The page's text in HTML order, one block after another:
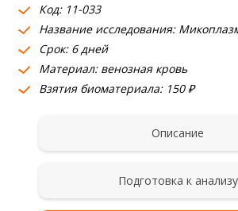
Пациентам
О компании
Где сдать
Код: 11-033
Название исследования:
Срок: 6 дней
Материал: венозная кровь
Взятия биоматериала: 150 ₽
Описание
Подготовка к анализу